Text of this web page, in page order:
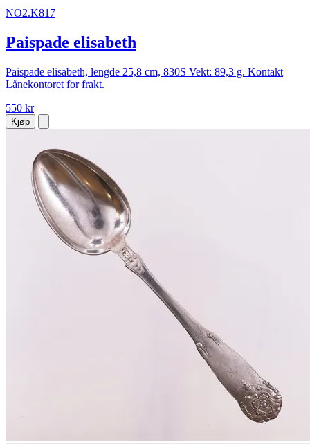
NO2.K817
Paispade elisabeth
Paispade elisabeth, lengde 25,8 cm, 830S Vekt: 89,3 g. Kontakt
Lånekontoret for frakt.
550 kr
Kjøp